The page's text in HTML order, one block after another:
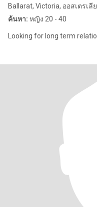
Ballarat, Victoria, ออสเตรเลีย
ค้นหา: หญิง 20 - 40